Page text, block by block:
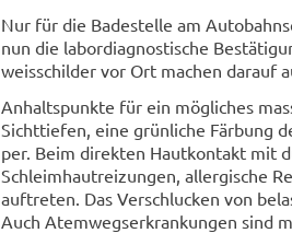
Nur für die Ba­de­stel­le am
nun die la­bor­dia­gnos­ti­sche
weis­schil­der vor Ort ma­chen dar­auf
An­halts­punk­te für ein mög­li­ches
Sicht­tie­fen, eine grün­li­che Fär­bung
per. Beim di­rek­ten Haut­kon­takt mit
Schleim­haut­rei­zun­gen, all­er­gi­sche
auf­tre­ten. Das Ver­schlu­cken von
Auch Atem­wegs­er­kran­kun­gen sind